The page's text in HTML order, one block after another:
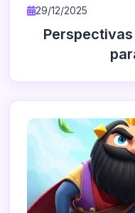
29/12/2025